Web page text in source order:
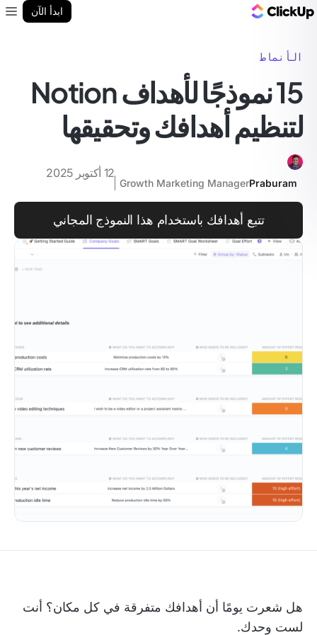
ابدأ الآن
الأنماط
15 نموذجًا لأهداف Notion
لتنظيم أهدافك وتحقيقها
Praburam
Growth Marketing Manager
12 أكتوبر 2025
تتبع أهدافك باستخدام هذا النموذج المجاني
هل شعرت يومًا أن أهدافك متفرقة في كل مكان؟ أنت
لست وحدك.